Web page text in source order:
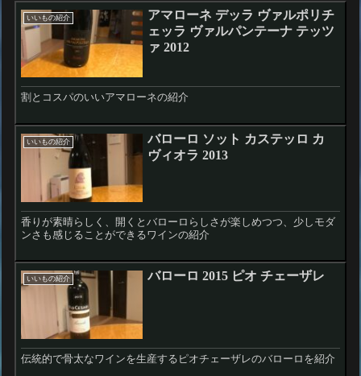
いいもの紹介
アマローネ デッラ ヴァルポリチ
ェッラ ヴァルパンテーナ テッツ
ァ 2012
割とコスパのいいアマローネの紹介
いいもの紹介
バローロ ソット カステッロ カ
ヴィオラ 2013
香りが素晴らしく、開くとバローロらしさが楽しめつつ、少しモダ
ンさも感じることができるワインの紹介
いいもの紹介 バローロ 2015 ピオ チェーザレ
伝統的で骨太なワインを生産するピオチェーザレのバローロを紹介